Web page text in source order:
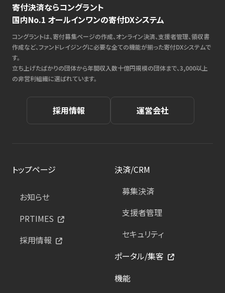
寄付決済ならコングラント
国内No.1 オールインワンの寄付DXシステム
コングラントは、寄付募集ページの作成、オンライン決済、支援者管理、領収書
作成など、ファンドレイジングに必要な全ての機能が揃った寄付DXシステムで
す。
立ち上げたばかりの団体から年間収入数十億円規模の団体まで、3,000以上
の非営利組織に選ばれています。
採用情報 運営会社
トップページ
お知らせ
PRTIMES
採用情報
決済/CRM
募集決済
支援者管理
セキュリティ
ポータル/集客
機能